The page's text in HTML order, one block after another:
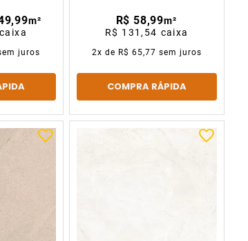
m²
caixa
juros
GAUDI
R$ 58,99m²
R$ 131,54 caixa
2x de R$ 65,77 sem juros
COMPRA RÁPIDA